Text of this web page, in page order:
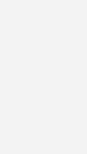
wesentlichen
können die
ein
nicht
Kläger eine
hat, die der
Gutachten, welches